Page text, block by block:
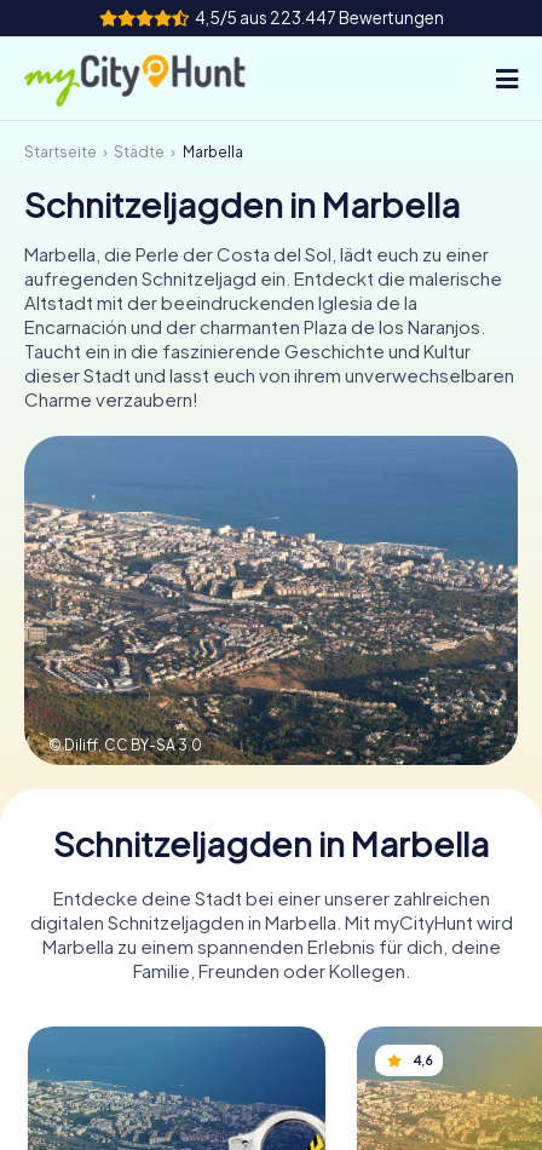
4,5/5 aus 223.447 Bewertungen
So funktioniert's
Städte
Touren
Teamevent
Tickets
INT AT CH
DE
IT
NL
Tickets buchen
Gutscheine bestellen
Startseite Städte Marbella
Schnitzeljagden in Marbella
Marbella, die Perle der Costa del Sol, lädt euch zu einer
aufregenden Schnitzeljagd ein. Entdeckt die malerische
Altstadt mit der beeindruckenden Iglesia de la
Encarnación und der charmanten Plaza de los Naranjos.
Taucht ein in die faszinierende Geschichte und Kultur
dieser Stadt und lasst euch von ihrem unverwechselbaren
Charme verzaubern!
© Diliff,CC BY-SA 3.0
Schnitzeljagden in Marbella
Entdecke deine Stadt bei einer unserer zahlreichen
digitalen Schnitzeljagden in Marbella. Mit myCityHunt wird
Marbella zu einem spannenden Erlebnis für dich, deine
Familie, Freunden oder Kollegen.
4,6